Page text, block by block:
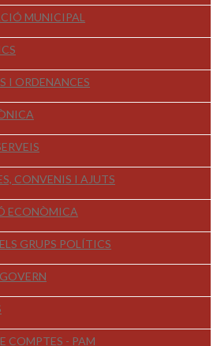
MUNICIPAL
I ORDENANCES
CONVENIS I AJUTS
ECONÒMICA
GRUPS POLÍTICS
COMPTES - PAM